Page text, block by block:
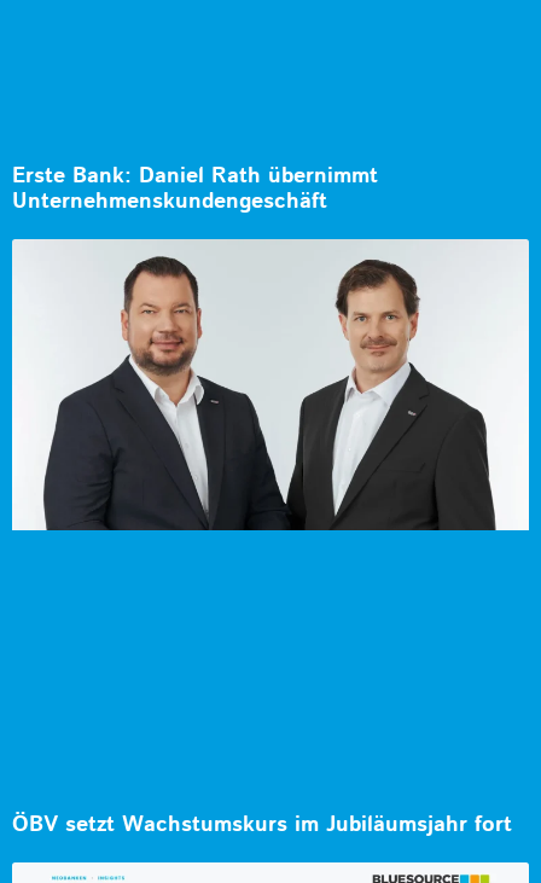
Erste Bank: Daniel Rath übernimmt
Unternehmenskundengeschäft
ÖBV setzt Wachstumskurs im Jubiläumsjahr fort